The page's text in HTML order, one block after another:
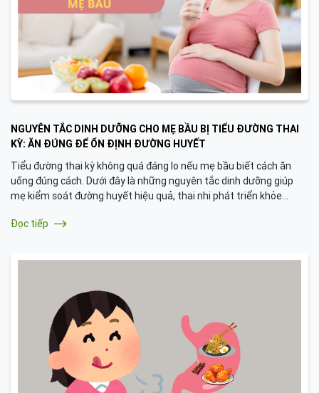
NGUYÊN TẮC DINH DƯỠNG CHO MẸ BẦU BỊ TIỂU ĐƯỜNG THAI
KỲ: ĂN ĐÚNG ĐỂ ỔN ĐỊNH ĐƯỜNG HUYẾT
Tiểu đường thai kỳ không quá đáng lo nếu mẹ bầu biết cách ăn
uống đúng cách. Dưới đây là những nguyên tắc dinh dưỡng giúp
mẹ kiểm soát đường huyết hiệu quả, thai nhi phát triển khỏe
Đọc tiếp